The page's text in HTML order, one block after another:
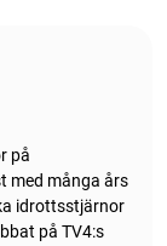
på
med många års
idrottsstjärnor
på TV4:s